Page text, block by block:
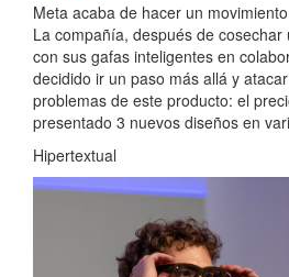
Meta acaba de hacer un
La compañía, después de
con sus gafas inteligentes en
decidido ir un paso más allá y
problemas de este producto: el
presentado 3 nuevos diseños en
Hipertextual